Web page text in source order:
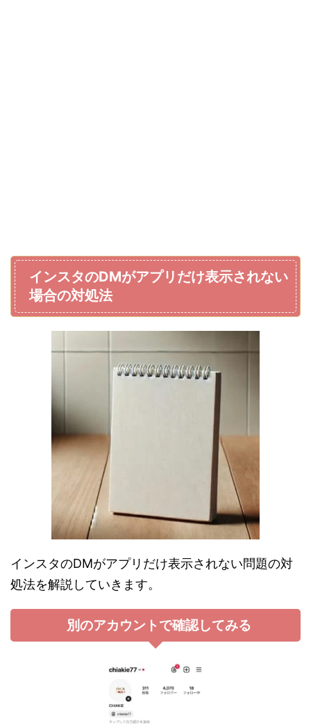
インスタのDMがアプリだけ表示されない
場合の対処法
インスタのDMがアプリだけ表示されない問題の対
処法を解説していきます。
別のアカウントで確認してみる